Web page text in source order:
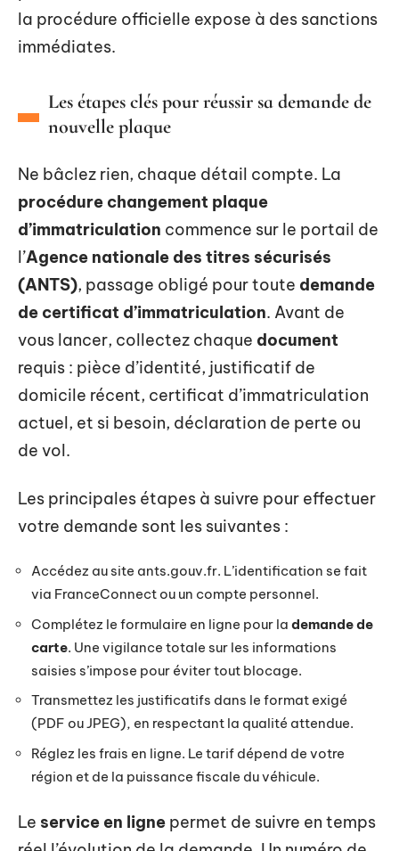
la procédure officielle expose à des sanctions
immédiates.
Les étapes clés pour réussir sa demande de
nouvelle plaque
Ne bâclez rien, chaque détail compte. La
procédure changement plaque
d’immatriculation commence sur le portail de
l’Agence nationale des titres sécurisés
(ANTS), passage obligé pour toute demande
de certificat d’immatriculation. Avant de
vous lancer, collectez chaque document
requis : pièce d’identité, justificatif de
domicile récent, certificat d’immatriculation
actuel, et si besoin, déclaration de perte ou
de vol.
Les principales étapes à suivre pour effectuer
votre demande sont les suivantes :
Accédez au site ants.gouv.fr. L’identification se fait
via FranceConnect ou un compte personnel.
Complétez le formulaire en ligne pour la demande de
carte. Une vigilance totale sur les informations
saisies s’impose pour éviter tout blocage.
Transmettez les justificatifs dans le format exigé
(PDF ou JPEG), en respectant la qualité attendue.
Réglez les frais en ligne. Le tarif dépend de votre
région et de la puissance fiscale du véhicule.
Le service en ligne permet de suivre en temps